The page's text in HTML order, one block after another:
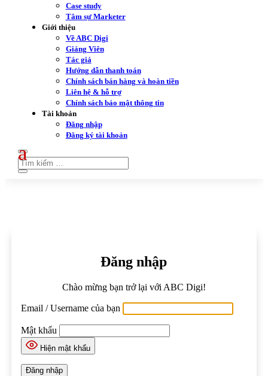
Case study
Tâm sự Marketer
Giới thiệu
Về ABC Digi
Giảng Viên
Tác giả
Hướng dẫn thanh toán
Chính sách bán hàng và hoàn tiền
Liên hệ & hỗ trợ
Chính sách bảo mật thông tin
Tài khoản
Đăng nhập
Đăng ký tài khoản
Đăng nhập
Chào mừng bạn trở lại với ABC Digi!
Email / Username của bạn
Mật khẩu
Hiện mật khẩu